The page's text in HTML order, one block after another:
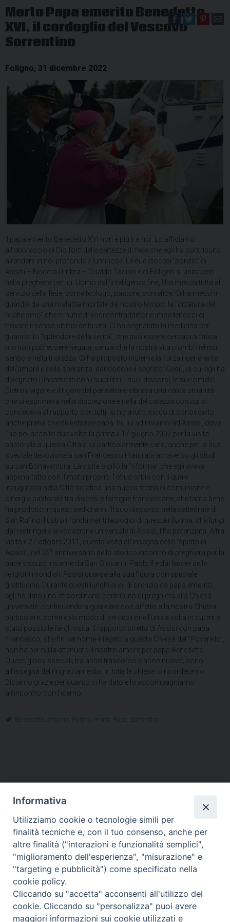
Morto Papa emerito Benedetto
XVI, il cordoglio del Vescovo
Sorrentino
Foligno, 31 dicembre 2022
Il papa emerito Benedetto XVI non è più tra noi. Lo affidiamo
all’abbraccio di Dio forti delle certezze di fede che egli ha contribuito
a rendere in noi profonde e luminose. Le due diocesi “sorelle” di
Assisi – Nocera Umbra – Gualdo Tadino e di Foligno si uniscono
nella preghiera per lui. Uomo dall’intelligenza fine, l’ha messa tutta al
servizio della fede, come teologo, pastore, pontefice. Ci ha messi in
guardia da una malattia mortale del nostro tempo: la “dittatura del
relativismo” che ci nutre di voci contraddittorie impedendoci di
trovare il senso ultimo della vita. Ci ha segnalato la medicina per
guarirla: lo “splendore della verità”, che può essere cercata a fatica,
ma non può essere negata, senza che la nostra vita piombi nel non
senso e nella tristezza. Ci ha proposto insieme la forza rigenerante
dell’amore e della speranza, dandocene il segreto: Gesù, di cui egli ha
disegnato i lineamenti con i suoi libri, i suoi discorsi, le sue omelie.
Dietro il vigore e il rigore del pensatore, vibrava una calda umanità
che si esprimeva nella discrezione e nella delicatezza con cui si
concedeva al rapporto con tutti. Io ho avuto modo di conoscerlo
anche prima che diventasse papa. Fu lui ad inviarmi ad Assisi, dove
l’ho poi accolto due volte: la prima il 17 giugno 2007 per la visita
pastorale a questa Città a lui particolarmente cara, anche per la sua
speciale devozione a san Francesco maturata attraverso gli studi
su san Bonaventura. La visita sigillò la “riforma” che egli aveva
appena fatto con il motu proprio Totius orbis con il quale
inaugurava nella Città serafica una nuova storia di comunione e
sinergia pastorale tra diocesi e famiglie francescane, che tanto bene
ha prodotto in questi sedici anni. Il suo discorso nella cattedrale di
San Rufino illustrò i fondamenti teologici di questa riforma, che lungi
dal restringere la vocazione universale di Assisi, l’ha potenziata. Altra
visita il 27 ottobre 2011, questa volta all’insegna dello “spirito di
Assisi”, nel 25° anniversario dello storico incontro di preghiera per la
pace vissuto insieme da San Giovanni Paolo II e dai leader delle
religioni mondiali. Assisi guarda alla sua figura con speciale
gratitudine. Durante questi lunghi anni di silenzio da papa emerito,
egli ha dato uno straordinario contributo di preghiera alla Chiesa
universale, continuando a guardare con affetto alla nostra Chiesa
particolare, come ebbi modo di percepire nell’unica volta in cui mi è
stato possibile fargli visita. Il rapporto stretto di Assisi con papa
Francesco, che fin nel nome è legato a questa Chiesa del “Poverello”,
non ha per nulla attenuato il nostro amore per papa Benedetto.
Questi giorni speciali, tra anno trascorso e anno nuovo, sono
all’insegna del ringraziamento. In tutte le chiese lo ricorderemo.
Diciamo grazie per quanto ci ha dato e lo accompagniamo
all’incontro con l’eterno.
Benedetto emerito Foligno morto Papa Sorrentino
HOME VESCOVO ORARI MESSE
CURIA VESCOVILE
TUTELA MINORI
UFFICI PASTORALI PERSONE
VITA CONSACRATA
DOCUMENTI
CONTATTI
Copyright © 2018 Diocesi di Foligno /Curia . Piazza Mons. Faloci 3 - 06034
tel. 0742 350473 fax 0742 349021 email: info@diocesidifoligno.it . pec:
diocesidifoligno@pec.it
Informativa
Utilizziamo cookie o tecnologie simili per
finalità tecniche e, con il tuo consenso, anche per
altre finalità ("interazioni e funzionalità semplici",
"miglioramento dell'esperienza", "misurazione" e
"targeting e pubblicità") come specificato nella
cookie policy.
Cliccando su "accetta" acconsenti all'utilizzo dei
cookie. Cliccando su "personalizza" puoi avere
maggiori informazioni sui cookie utilizzati e